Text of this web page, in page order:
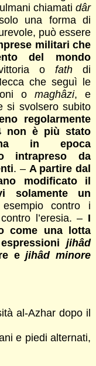
chiamatidâr
una forma di
può essere
militari che
del mondo
ofath di
che seguì le
o maghâzi, e
si svolsero subito
regolarmente
non è più stato
in epoca
intrapreso da
. – A partire dal
modificato il
solamente un
contro i
l’eresia. – I
come una lotta
jihâd
e jihâd minore
al-Azhar dopo il
e piedi alternati,